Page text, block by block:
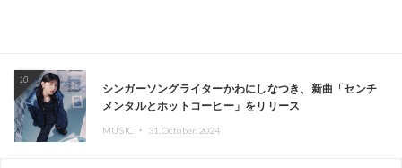
10
シンガーソングライターかわにしなつき、新曲「センチ
メンタルとホットコーヒー」をリリース
MUSIC ・ 31.October.2024